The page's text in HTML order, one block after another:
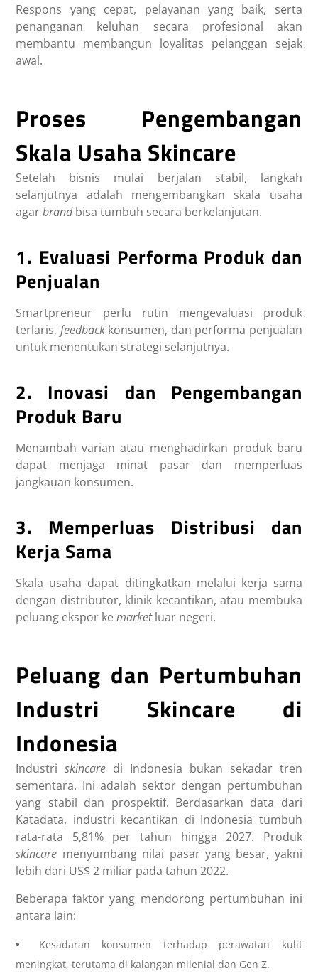
Respons yang cepat, pelayanan yang baik, serta
penanganan keluhan secara profesional akan
membantu membangun loyalitas pelanggan sejak
awal.
Proses Pengembangan
Skala Usaha Skincare
Setelah bisnis mulai berjalan stabil, langkah
selanjutnya adalah mengembangkan skala usaha
agarbrandbisa tumbuh secara berkelanjutan.
1. Evaluasi Performa Produk dan
Penjualan
Smartpreneur perlu rutin mengevaluasi produk
terlaris, feedbackkonsumen, dan performa penjualan
untuk menentukan strategi selanjutnya.
2. Inovasi dan Pengembangan
Produk Baru
Menambah varian atau menghadirkan produk baru
dapat menjaga minat pasar dan memperluas
jangkauan konsumen.
3. Memperluas Distribusi dan
Kerja Sama
Skala usaha dapat ditingkatkan melalui kerja sama
dengan distributor, klinik kecantikan, atau membuka
peluang ekspor kemarketluar negeri.
Peluang dan Pertumbuhan
Industri Skincare di
Indonesia
Industriskincare di Indonesia bukan sekadar tren
sementara. Ini adalah sektor dengan pertumbuhan
yang stabil dan prospektif. Berdasarkan data dari
Katadata, industri kecantikan di Indonesia tumbuh
rata-rata 5,81% per tahun hingga 2027. Produk
skincare menyumbang nilai pasar yang besar, yakni
lebih dari US$ 2 miliar pada tahun 2022.
Beberapa faktor yang mendorong pertumbuhan ini
antara lain:
Kesadaran konsumen terhadap perawatan kulit
meningkat, terutama di kalangan milenial dan Gen Z.